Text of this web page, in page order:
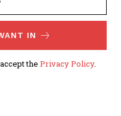
IN
the Privacy Policy.